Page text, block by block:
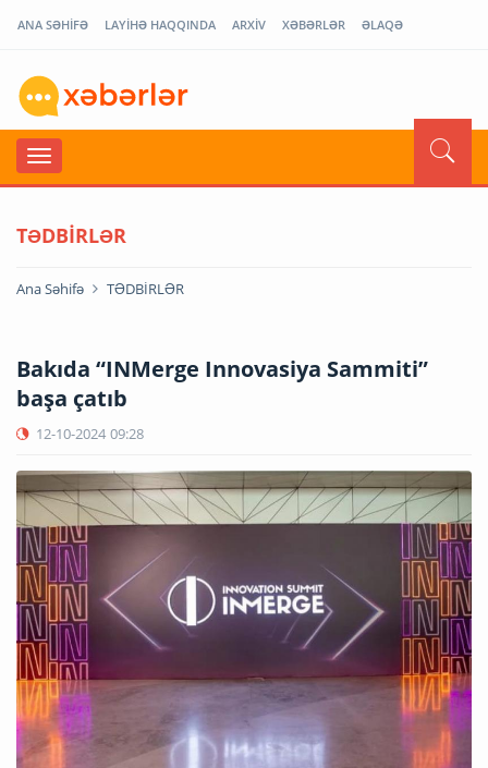
ANA SƏHİFƏ LAYİHƏ HAQQINDA ARXİV XƏBƏRLƏR ƏLAQƏ
TƏDBİRLƏR
Ana Səhifə TƏDBİRLƏR
Bakıda “INMerge Innovasiya Sammiti”
başa çatıb
12-10-2024 09:28